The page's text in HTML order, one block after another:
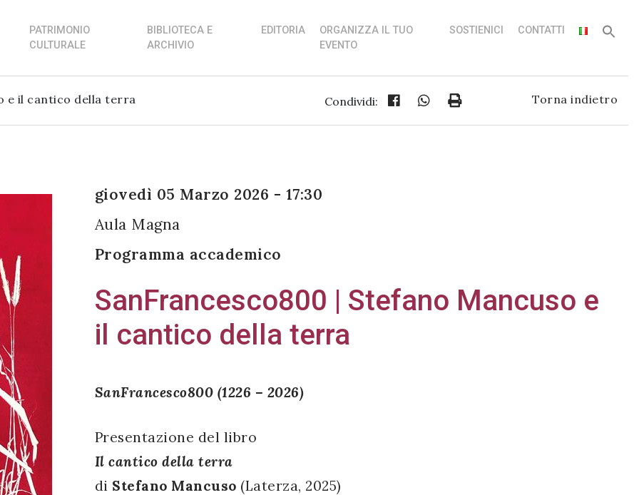
PATRIMONIO
CULTURALE
BIBLIOTECA E
ARCHIVIO
EDITORIA
ORGANIZZA IL TUO
EVENTO
SOSTIENICI CONTATTI
e il cantico della terra Condividi: Torna indietro
giovedì 05 Marzo 2026 - 17:30
Aula Magna
Programma accademico
SanFrancesco800 | Stefano Mancuso e
il cantico della terra
SanFrancesco800 (1226 – 2026)
Presentazione del libro
Il cantico della terra
di Stefano Mancuso (Laterza, 2025)